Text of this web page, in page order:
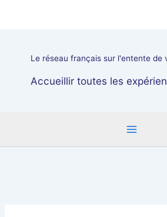
Le réseau français sur l'entente de
Accueillir toutes les